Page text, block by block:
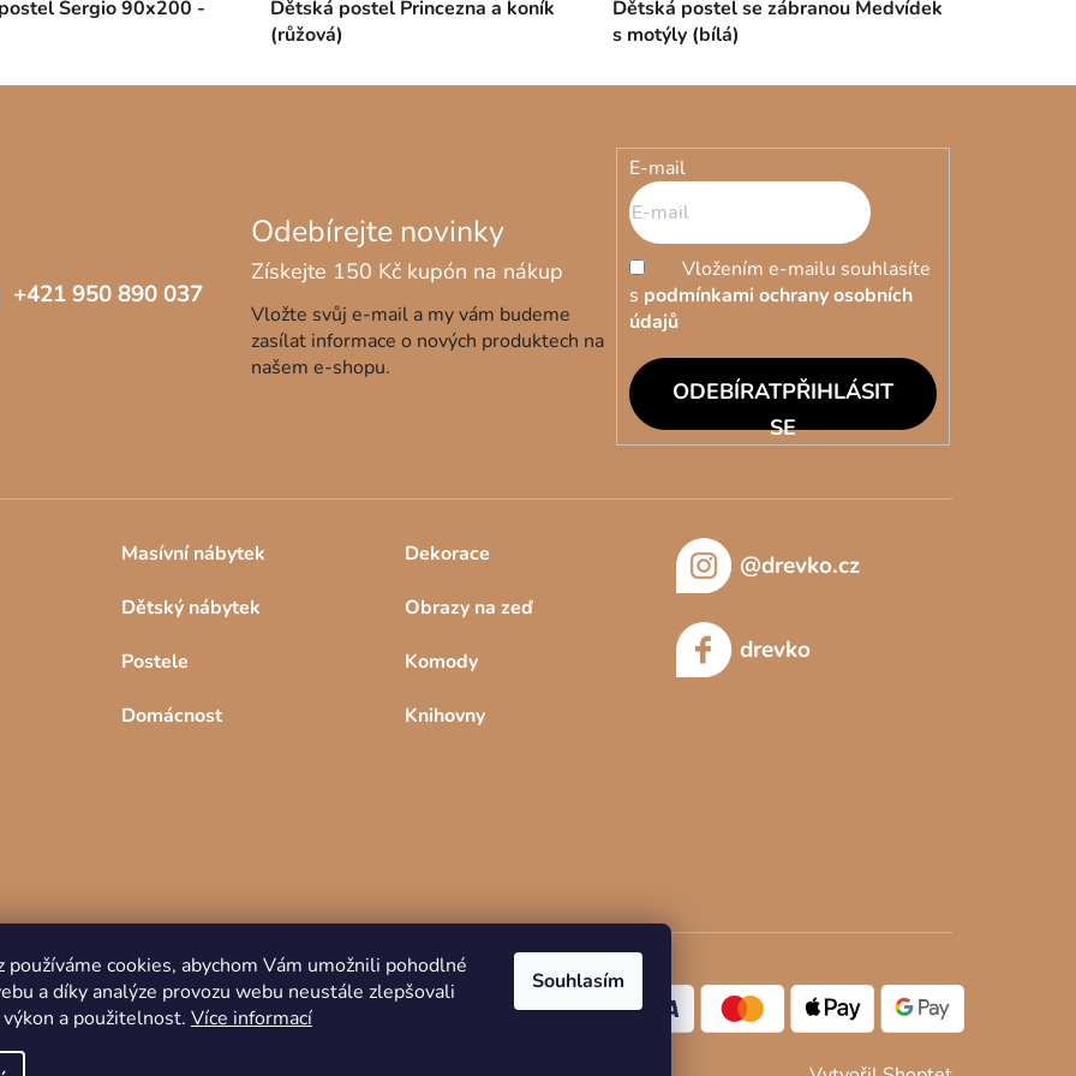
používáme cookies, abychom Vám umožnili pohodlné
a díky analýze provozu webu neustále zlepšovali
a použitelnost. Více informací
Souhlasím
Sergio 90x200 -
Dětská postel Princezna a koník
(růžová)
Dětská postel se zábranou Medvídek
s motýly (bílá)
+421 950 890 037
Vložte svůj e-mail a my vám budeme
zasílat informace o nových produktech na
našem e-shopu.
E-mail
Vložením e-mailu souhlasíte
s podmínkami ochrany osobních
údajů
PŘIHLÁSIT
SE
Masívní nábytek
Dětský nábytek
Postele
Domácnost
Dekorace
Obrazy na zeď
Komody
Knihovny
@drevko.cz
drevko
Copyright 2026DREVKO. Všechna práva